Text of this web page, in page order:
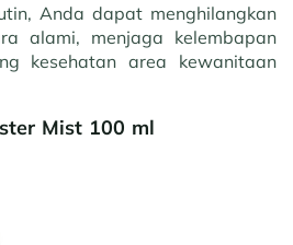
Anda dapat menghilangkan
alami, menjaga kelembapan
kesehatan area kewanitaan
Mist 100 ml